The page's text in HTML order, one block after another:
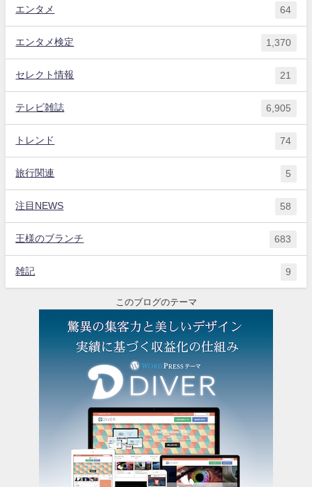
エンタメ 64
エンタメ検定 1,370
セレクト情報 21
テレビ雑誌 6,905
トレンド 74
旅行関連 5
注目NEWS 58
王様のブランチ 683
雑記 9
このブログのテーマ